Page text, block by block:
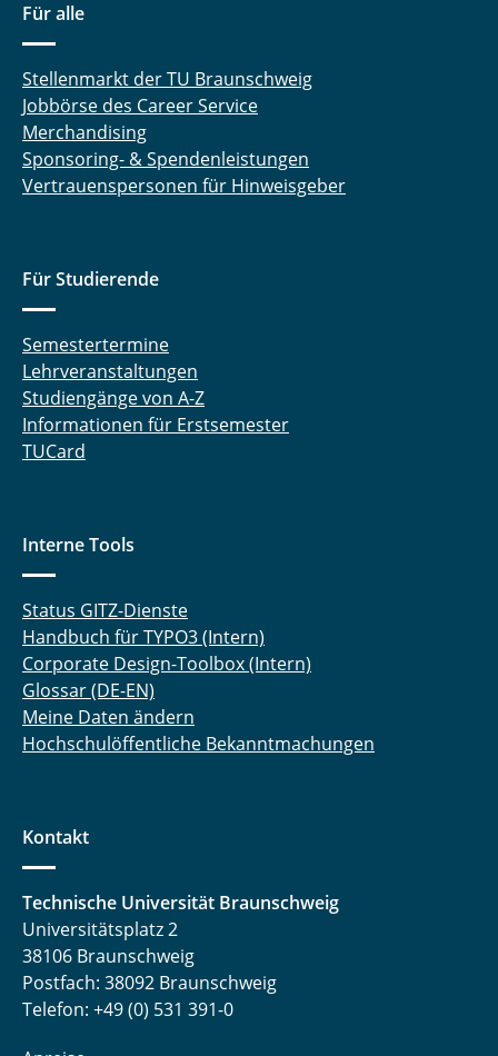
Für alle
Stellenmarkt der TU Braunschweig
Jobbörse des Career Service
Merchandising
Sponsoring- & Spendenleistungen
Vertrauenspersonen für Hinweisgeber
Für Studierende
Semestertermine
Lehrveranstaltungen
Studiengänge von A-Z
Informationen für Erstsemester
TUCard
Interne Tools
Status GITZ-Dienste
Handbuch für TYPO3 (Intern)
Corporate Design-Toolbox (Intern)
Glossar (DE-EN)
Meine Daten ändern
Hochschulöffentliche Bekanntmachungen
Kontakt
Technische Universität Braunschweig
Universitätsplatz 2
38106 Braunschweig
Postfach: 38092 Braunschweig
Telefon: +49 (0) 531 391-0